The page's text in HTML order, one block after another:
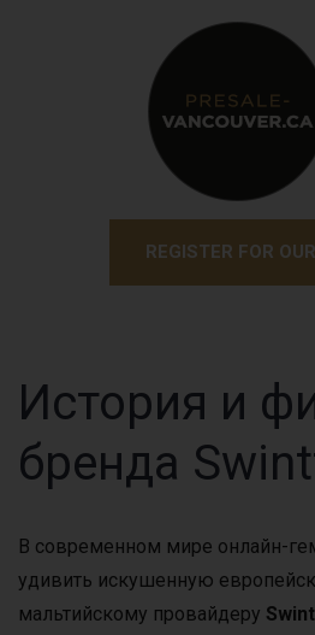
REGISTER FOR
История и
бренда
В современном мире онлайн-
удивить искушенную
мальтийскому провайдеру